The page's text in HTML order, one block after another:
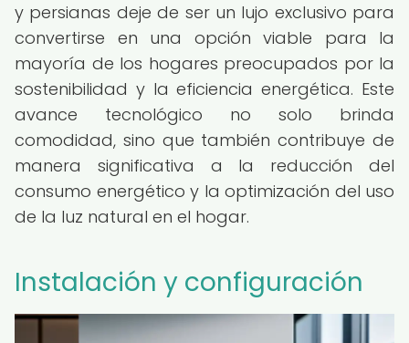
y persianas deje de ser un lujo exclusivo para
convertirse en una opción viable para la
mayoría de los hogares preocupados por la
sostenibilidad y la eficiencia energética. Este
avance tecnológico no solo brinda
comodidad, sino que también contribuye de
manera significativa a la reducción del
consumo energético y la optimización del uso
de la luz natural en el hogar.
Instalación y configuración